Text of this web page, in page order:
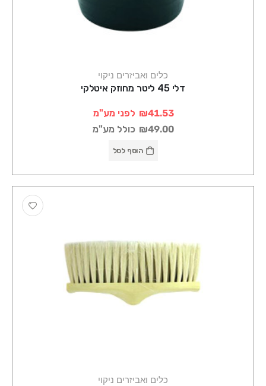
כלים ואביזרים ניקוי
דלי 45 ליטר מחוזק איטלקי
₪41.53 לפני מע"מ
₪49.00 כולל מע"מ
הוסף לסל
כלים ואביזרים ניקוי